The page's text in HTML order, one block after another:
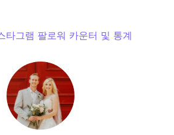
그램 팔로워 카운터 및 통계